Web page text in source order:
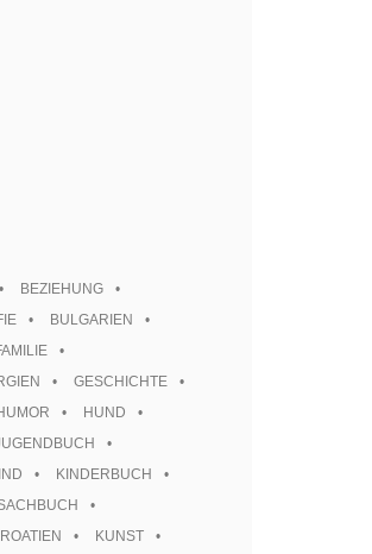
BEZIEHUNG
BULGARIEN
GESCHICHTE
HUND
KINDERBUCH
KUNST